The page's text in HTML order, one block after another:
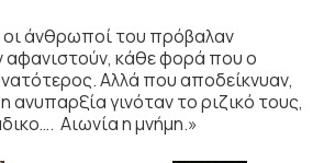
άνθρωποί του πρόβαλαν
αφανιστούν, κάθε φορά που ο
Αλλά που αποδείκνυαν,
ανυπαρξία γινόταν το ριζικό τους,
Αιωνία η μνήμη.»